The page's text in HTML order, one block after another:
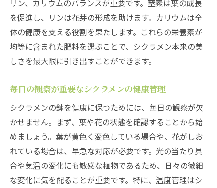
リン、カリウムのバランスが重要です。窒素は葉の成長
を促進し、リンは花芽の形成を助けます。カリウムは全
体の健康を支える役割を果たします。これらの栄養素が
均等に含まれた肥料を選ぶことで、シクラメン本来の美
しさを最大限に引き出すことができます。
毎日の観察が重要なシクラメンの健康管理
シクラメンの鉢を健康に保つためには、毎日の観察が欠
かせません。まず、葉や花の状態を確認することから始
めましょう。葉が黄色く変色している場合や、花がしお
れている場合は、早急な対応が必要です。光の当たり具
合や気温の変化にも敏感な植物であるため、日々の微細
な変化に気を配ることが重要です。特に、温度管理はシ